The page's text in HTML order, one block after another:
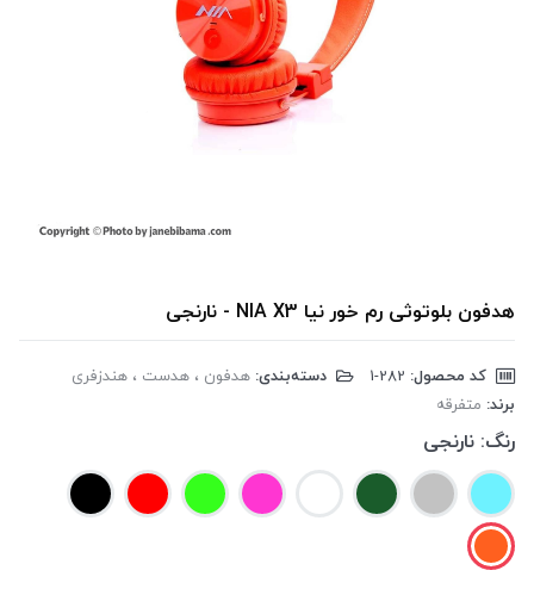
هدفون بلوتوثی رم خور نیا NIA X3 - نارنجی
کد محصول: دسته‌بندی: هدفون ، هدست ، هندزفری
برند: متفرقه
رنگ: نارنجی